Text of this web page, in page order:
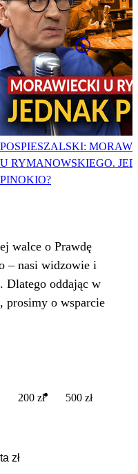
POSPIESZALSKI:
U RYMANOWSKIEGO.
PINOKIO?
walce o Prawdę
– nasi widzowie i
Dlatego oddając w
prosimy o wsparcie
200 zł 500 zł